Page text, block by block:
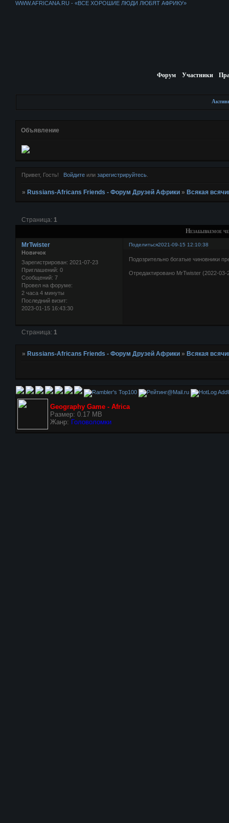
WWW.AFRICANA.RU - «ВСЕ ХОРОШИЕ ЛЮДИ ЛЮБЯТ АФРИКУ»
Форум Участники
Объявление
Привет, Гость! Войдитеили зарегистрируйтесь.
» Russians-Africans Friends - Форум Друзей Африки » Всякая
Незабываемое
Страница: 1
Поделиться2021-09-15 12:10:38
MrTwister
Новичок
Зарегистрирован: 2021-07-23
Приглашений: 0
Сообщений: 7
Провел на форуме:
2 часа 4 минуты
Последний визит:
2023-01-15 16:43:30
Подозрительно богатые чиновники
Отредактировано MrTwister (2022-03-
Страница: 1
»Russians-Africans Friends - Форум Друзей Африки »Всякая
Geography Game - Africa
Размер: 0.17 MB
Жанр: Головоломки